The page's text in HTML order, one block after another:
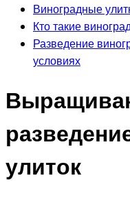
Виноградные
Кто такие
Разведение
условиях
улиток